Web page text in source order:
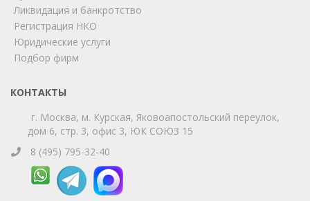
Ликвидация и банкротство
Регистрация НКО
Юридические услуги
Подбор фирм
КОНТАКТЫ
г. Москва, м. Курская, Яковоапостольский переулок,
дом 6, стр. 3, офис 3, ЮК СОЮЗ 15
8 (495) 795-32-40
удобный мессенджер!
Telegram
Телефон